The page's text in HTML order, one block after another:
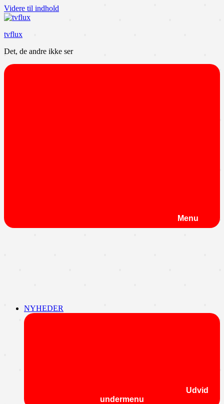
Videre til indhold
tvflux
Det, de andre ikke ser
Menu
NYHEDER
Udvid
undermenu